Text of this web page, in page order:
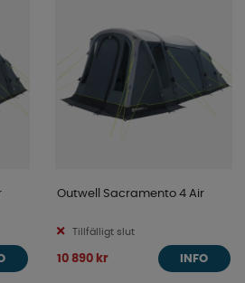
med flera olika typer av stativ för
och användningsområden. Välj
stabila aluminiumstänger,
luftstativ som ger snabb
komfort. Oavsett om du föredrar
gör campinglivet både enklare
bekvämare.
Outwell Sacramento 4 Air
Tillfälligt slut
10 890 kr INFO